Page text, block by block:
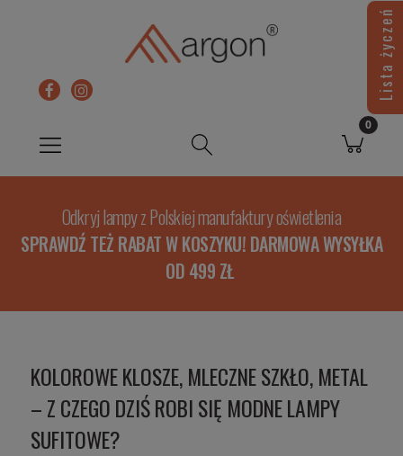
Odkryj lampy z Polskiej manufaktury oświetlenia
SPRAWDŹ TEŻ RABAT W KOSZYKU! DARMOWA WYSYŁKA
OD 499 ZŁ
KOLOROWE KLOSZE, MLECZNE SZKŁO, METAL
– Z CZEGO DZIŚ ROBI SIĘ MODNE LAMPY
SUFITOWE?
Lista życzeń